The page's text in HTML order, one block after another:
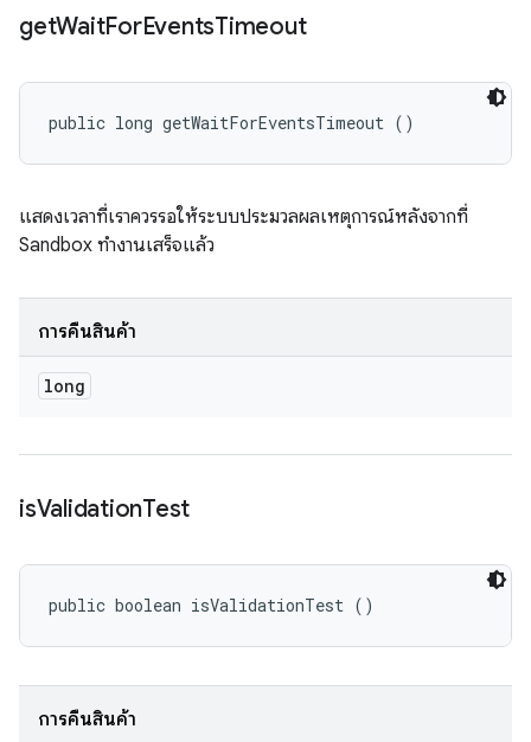
getWaitForEventsTimeout
public long getWaitForEventsTimeout ()
แสดงเวลาที่เราควรรอให้ระบบประมวลผลเหตุการณ์หลังจากที่
Sandbox ทำงานเสร็จแล้ว
การคืนสินค้า
long
isValidationTest
public boolean isValidationTest ()
การคืนสินค้า